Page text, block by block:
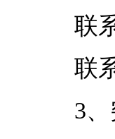
联
联
3